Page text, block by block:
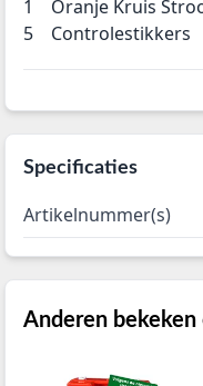
1 Oranje Kruis
5 Controlestikkers
Specificaties
Artikelnummer(s)
Anderen bekeken